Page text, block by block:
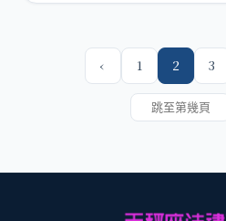
‹ 1 2 3